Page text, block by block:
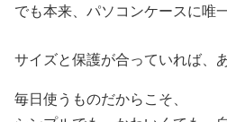
でも本来、パソコンケースに唯
サイズと保護が合っていれば、
毎日使うものだからこそ、